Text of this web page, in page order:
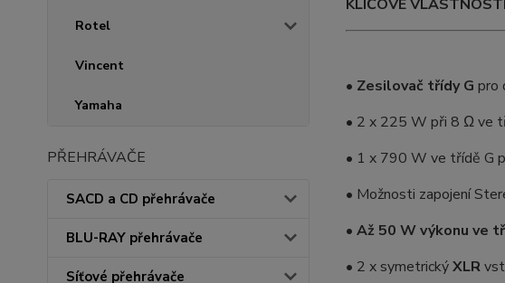
Rotel
Vincent
Yamaha
PŘEHRÁVAČE
SACD a CD přehrávače
BLU-RAY přehrávače
Síťové přehrávače
KLÍČOVÉ VLASTNOSTI
• Zesilovač třídy G pro
• 2 x 225 W při 8 Ω ve
• 1 x 790 W ve třídě G
• Možnosti zapojení
• Až 50 W výkonu ve
• 2 x symetrickýXLR